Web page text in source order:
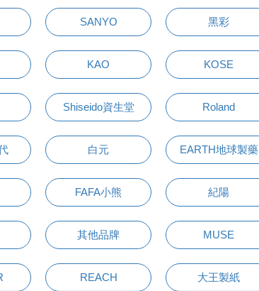
SANYO 黑彩
KAO KOSE
Shiseido資生堂 Roland
白元 EARTH地球製藥
FAFA小熊 紀陽
其他品牌 MUSE
REACH 大王製紙